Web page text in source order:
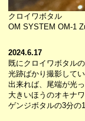
クロイワボタル
OM SYSTEM OM-1
2024.6.17
既にクロイワボタル
光跡ばかり撮影して
出来れば、尾端が光
大きいほうのオキナ
ゲンジボタルの3分の